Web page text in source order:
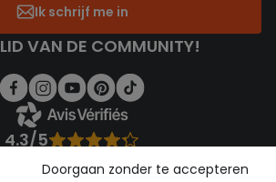
Ik schrijf me in
VAN DE COMMUNITY!
4.3/5
de vertrouwensverklaring
Doorgaan zonder te accepteren